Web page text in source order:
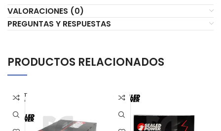
VALORACIONES (0)
PREGUNTAS Y RESPUESTAS
PRODUCTOS RELACIONADOS
AGOT
ADO